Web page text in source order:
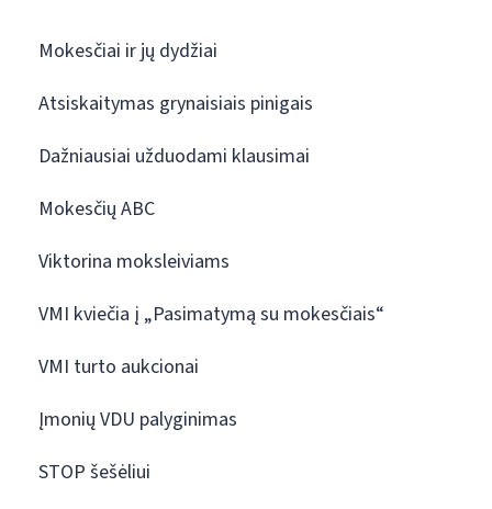
Mokesčiai ir jų dydžiai
Atsiskaitymas grynaisiais pinigais
Dažniausiai užduodami klausimai
Mokesčių ABC
Viktorina moksleiviams
VMI kviečia į „Pasimatymą su mokesčiais“
VMI turto aukcionai
Įmonių VDU palyginimas
STOP šešėliui